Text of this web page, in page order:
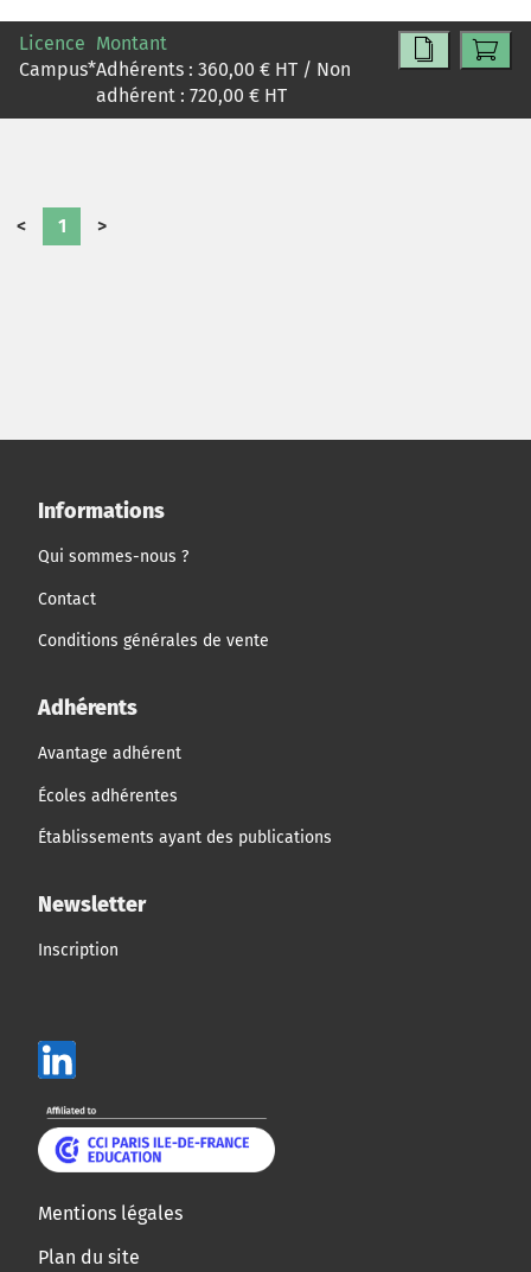
Licence
Campus*
Montant
Adhérents : 360,00 € HT / Non
adhérent : 720,00 € HT
< 1 >
Informations
Qui sommes-nous ?
Contact
Conditions générales de vente
Adhérents
Avantage adhérent
Écoles adhérentes
Établissements ayant des publications
Newsletter
Inscription
Mentions légales
Plan du site